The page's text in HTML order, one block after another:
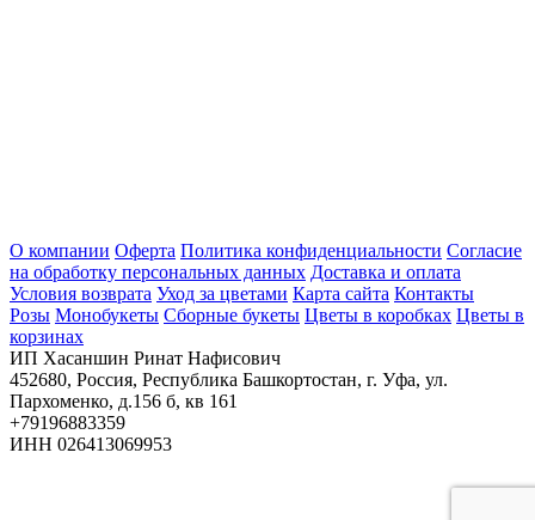
О компании Оферта Политика конфиденциальности Согласие
на обработку персональных данных Доставка и оплата
Условия возврата Уход за цветами Карта сайта Контакты
Розы Монобукеты Сборные букеты Цветы в коробках Цветы в
корзинах
ИП Хасаншин Ринат Нафисович
452680, Россия, Республика Башкортостан, г. Уфа, ул.
Пархоменко, д.156 б, кв 161
+79196883359
ИНН 026413069953